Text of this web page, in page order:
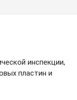
инспекции,
пластин и